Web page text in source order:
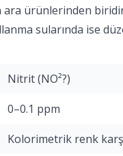
ürünlerinden
sularında ise
Nitrit (NO²?)
0–0.1 ppm
Kolorimetrik renk